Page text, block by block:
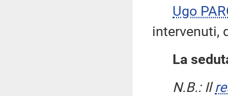
Ugo
intervenuti,
La
N.B.: Il